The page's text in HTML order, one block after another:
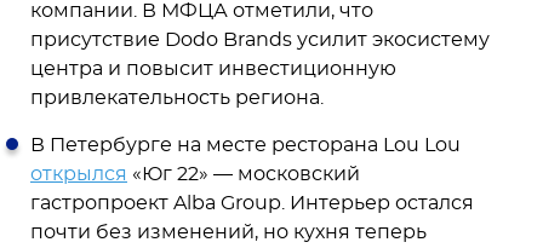
компании. В МФЦА отметили, что
присутствие Dodo Brands усилит экосистему
центра и повысит инвестиционную
привлекательность региона.
В Петербурге на месте ресторана Lou Lou
открылся «Юг 22» — московский
гастропроект Alba Group. Интерьер остался
почти без изменений, но кухня теперь